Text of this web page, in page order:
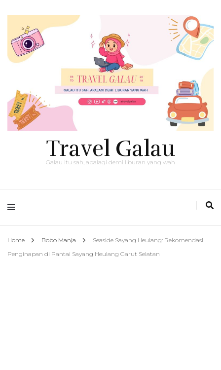
Travel Galau
Galau itu sah, apalagi demi liburan yang wah
Home Bobo Manja
Seaside Sayang Heulang: Rekomendasi
Penginapan di Pantai Sayang Heulang Garut Selatan